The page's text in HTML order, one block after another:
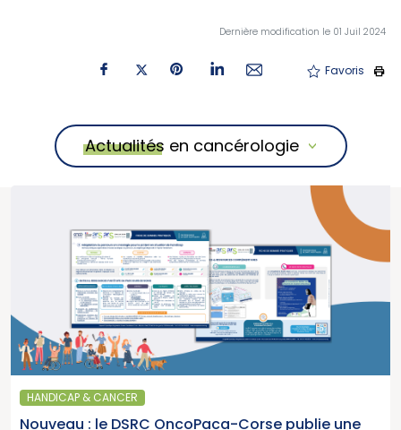
Dernière modification le 01 Juil 2024
Favoris
Actualités en cancérologie
HANDICAP & CANCER
Nouveau : le DSRC OncoPaca-Corse publie une